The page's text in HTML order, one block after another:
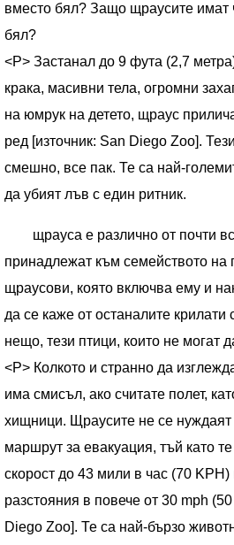
вместо бял? Защо щраусите имат
бял?
<Р> Застанал до 9 фута (2,7
крака, масивни тела, огромни
на юмрук на детето, щраус
ред [източник: San Diego Zoo].
смешно, все пак. Те са най-
да убият лъв с един ритник.
щрауса е различно от почти
принадлежат към семейството на
щраусови, която включва ему и
да се каже от останалите
нещо, тези птици, които не могат
<Р> Колкото и странно да
има смисъл, ако считате полет,
хищници. Щраусите не се нуждаят
маршрут за евакуация, тъй като
скорост до 43 мили в час (70 KPH)
разстояния в повече от 30 mph
Diego Zoo]. Те са най-бързо